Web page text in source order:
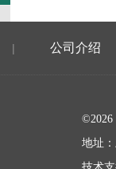
| 公司介绍
地址